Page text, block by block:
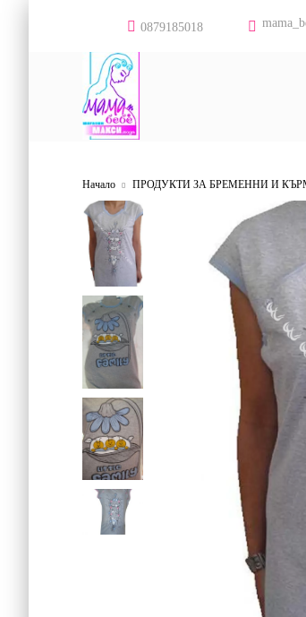
0879185018
Начало ПРОДУКТИ ЗА БРЕМЕННИ И